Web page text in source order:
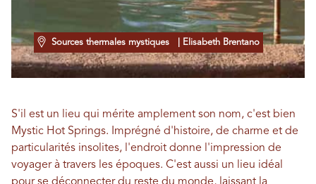
Sources thermales mystiques | Elisabeth Brentano
S'il est un lieu qui mérite amplement son nom, c'est bien
Mystic Hot Springs. Imprégné d'histoire, de charme et de
particularités insolites, l'endroit donne l'impression de
voyager à travers les époques. C'est aussi un lieu idéal